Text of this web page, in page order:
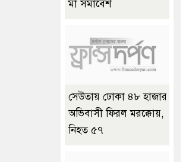
মা সমাবেশ
সেউতায় ঢোকা ৪৮ হাজার
অভিবাসী ফিরল মরক্কোয়,
নিহত ৫৭